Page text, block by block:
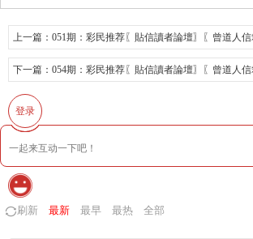
上一篇： 051期：彩民推荐〖貼信讀者論壇〗〖曾道人信
下一篇： 054期：彩民推荐〖貼信讀者論壇〗〖曾道人信
登录
刷新 最新 最早 最热 全部